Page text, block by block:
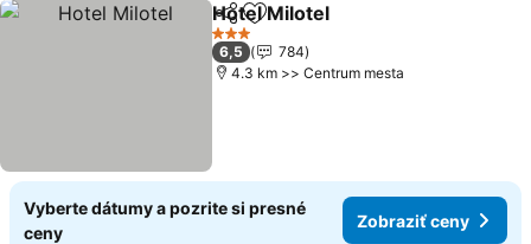
ZdieľaťPridať do obľúbených
Hotel Milotel
3 Počet hviezdičiek
6,5
784
4.3 km >> Centrum mesta
Vyberte dátumy a pozrite si presné
ceny
Zobraziť ceny